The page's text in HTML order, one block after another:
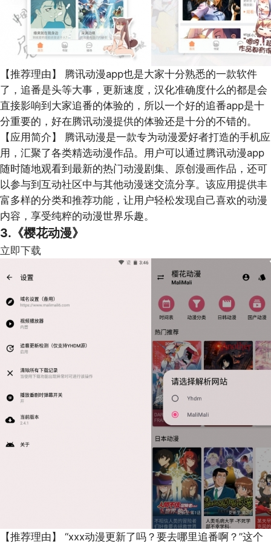
【推荐理由】
腾讯动漫app也是大家十分熟悉的一款软件
了，追番是头等大事，更新速度，汉化准确度什么的都是会
直接影响到大家追番的体验的，所以一个好的追番app是十
分重要的，好在腾讯动漫提供的体验还是十分的不错的。
【应用简介】
腾讯动漫是一款专为动漫爱好者打造的手机应
用，汇聚了各类精选动漫作品。用户可以通过腾讯动漫app
随时随地观看到最新的热门动漫剧集、原创漫画作品，还可
以参与到互动社区中与其他动漫迷交流分享。该应用提供丰
富多样的分类和推荐功能，让用户轻松发现自己喜欢的动漫
内容，享受纯粹的动漫世界乐趣。
3.《樱花动漫》
立即下载
【推荐理由】 “xxx动漫更新了吗？要去哪里追番啊？”这个